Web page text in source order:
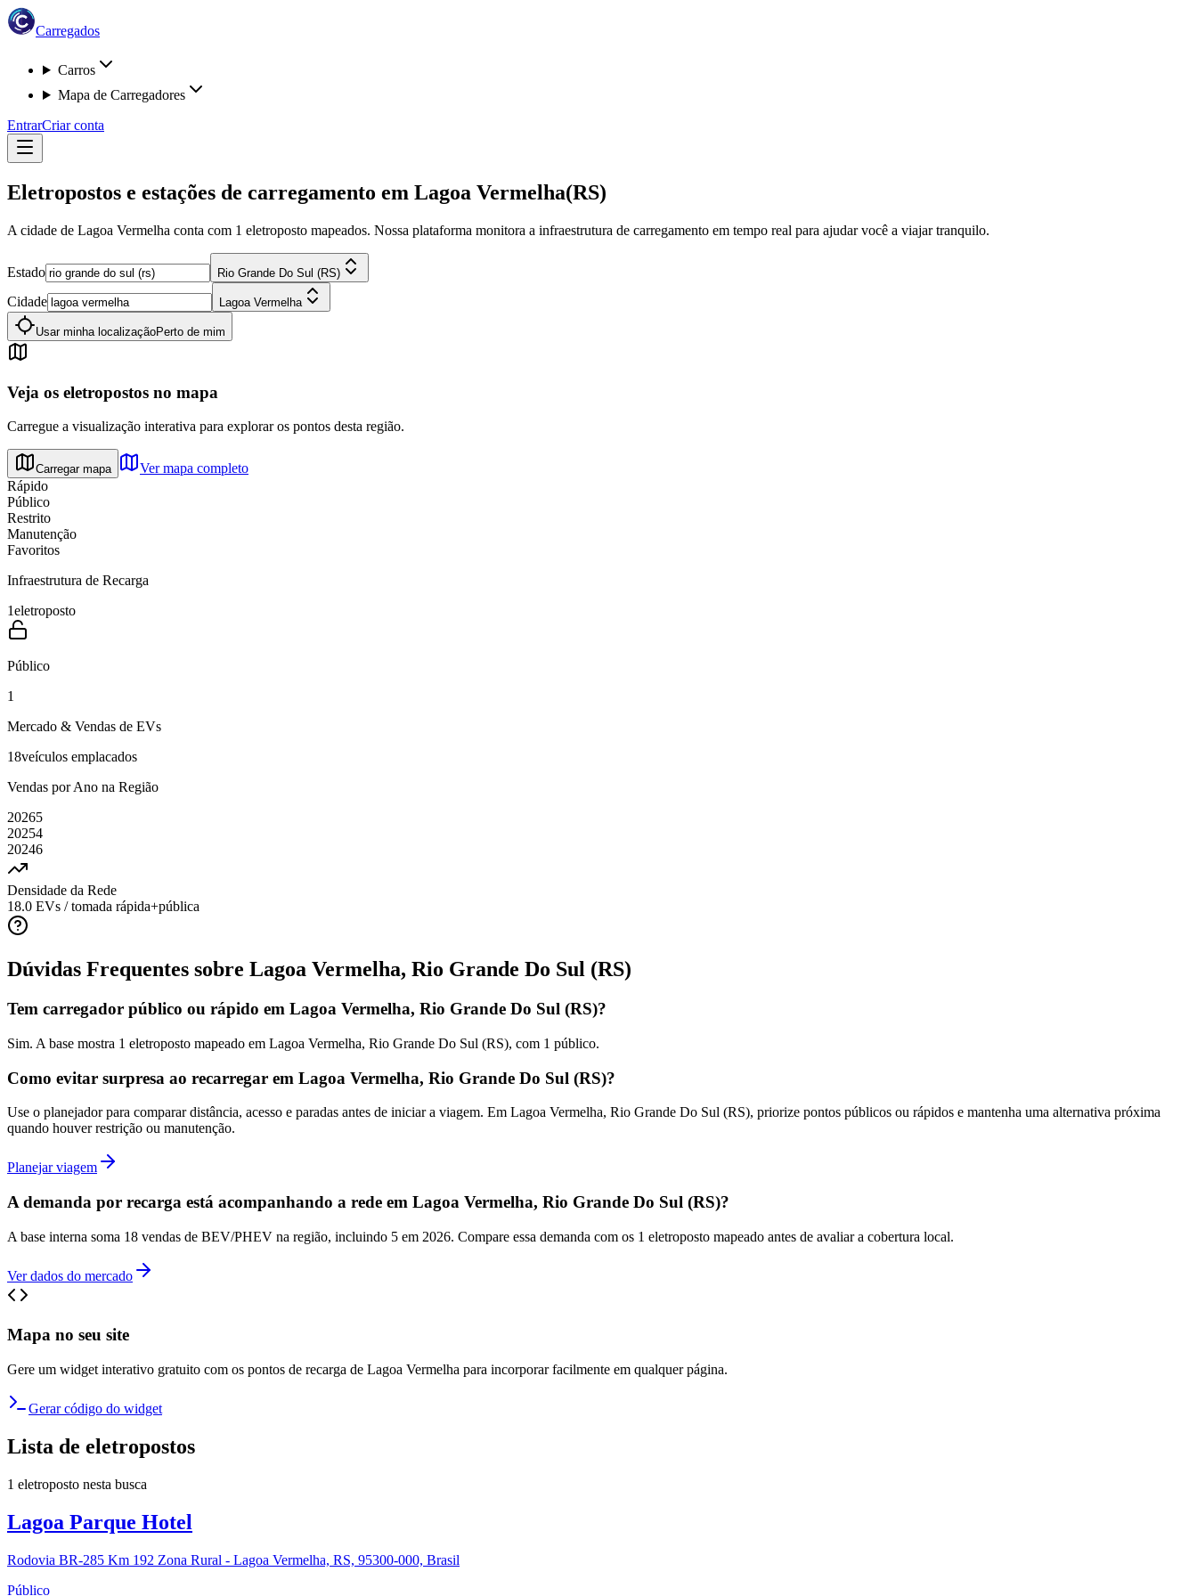
Carregados
Carros
Mapa de Carregadores
EntrarCriar conta
Eletropostos e estações de carregamento em Lagoa Vermelha(RS)
A cidade de Lagoa Vermelha conta com 1 eletroposto mapeados. Nossa plataforma monitora a infraestrutura de carregamento em tempo real para ajudar você a viajar tranquilo.
Estado Rio Grande Do Sul (RS)
Cidade Lagoa Vermelha
Usar minha localizaçãoPerto de mim
Veja os eletropostos no mapa
Carregue a visualização interativa para explorar os pontos desta região.
Carregar mapa
Ver mapa completo
Rápido
Público
Restrito
Manutenção
Favoritos
Infraestrutura de Recarga
1eletroposto
Público
1
Mercado & Vendas de EVs
18veículos emplacados
Vendas por Ano na Região
20265
20254
20246
Densidade da Rede
18.0 EVs / tomada rápida+pública
Dúvidas Frequentes sobre Lagoa Vermelha, Rio Grande Do Sul (RS)
Tem carregador público ou rápido em Lagoa Vermelha, Rio Grande Do Sul (RS)?
Sim. A base mostra 1 eletroposto mapeado em Lagoa Vermelha, Rio Grande Do Sul (RS), com 1 público.
Como evitar surpresa ao recarregar em Lagoa Vermelha, Rio Grande Do Sul (RS)?
Use o planejador para comparar distância, acesso e paradas antes de iniciar a viagem. Em Lagoa Vermelha, Rio Grande Do Sul (RS), priorize pontos públicos ou rápidos e mantenha uma alternativa próxima
quando houver restrição ou manutenção.
Planejar viagem
A demanda por recarga está acompanhando a rede em Lagoa Vermelha, Rio Grande Do Sul (RS)?
A base interna soma 18 vendas de BEV/PHEV na região, incluindo 5 em 2026. Compare essa demanda com os 1 eletroposto mapeado antes de avaliar a cobertura local.
Ver dados do mercado
Mapa no seu site
Gere um widget interativo gratuito com os pontos de recarga de Lagoa Vermelha para incorporar facilmente em qualquer página.
Gerar código do widget
Lista de eletropostos
1 eletroposto nesta busca
Lagoa Parque Hotel
Rodovia BR-285 Km 192 Zona Rural - Lagoa Vermelha, RS, 95300-000, Brasil
Público